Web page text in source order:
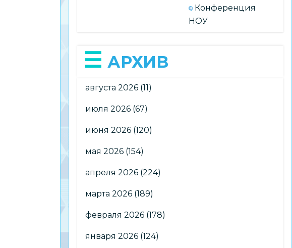
Конференция
НОУ
АРХИВ
августа 2026 (11)
июля 2026 (67)
июня 2026 (120)
мая 2026 (154)
апреля 2026 (224)
марта 2026 (189)
февраля 2026 (178)
января 2026 (124)